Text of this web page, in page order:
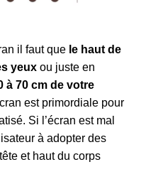
il faut que le haut de
yeux ou juste en
à 70 cm de votre
est primordiale pour
Si l’écran est mal
à adopter des
et haut du corps